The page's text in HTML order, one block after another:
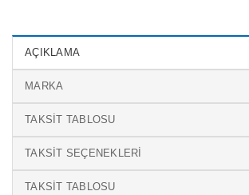
AÇIKLAMA
MARKA
TAKSIT TABLOSU
TAKSIT SEÇENEKLERI
TAKSIT TABLOSU